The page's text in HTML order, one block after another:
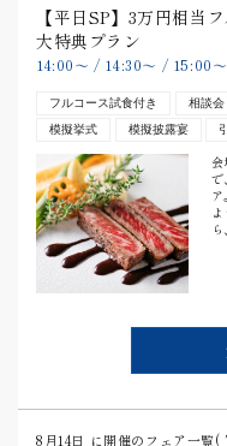
【平日SP】3万円相
大特典プラン
14:00〜 / 14:30〜 / 15:00〜
フルコース試食付き 相談会
模擬挙式
模擬披露宴
で
8月14日 に開催のフェア一覧(